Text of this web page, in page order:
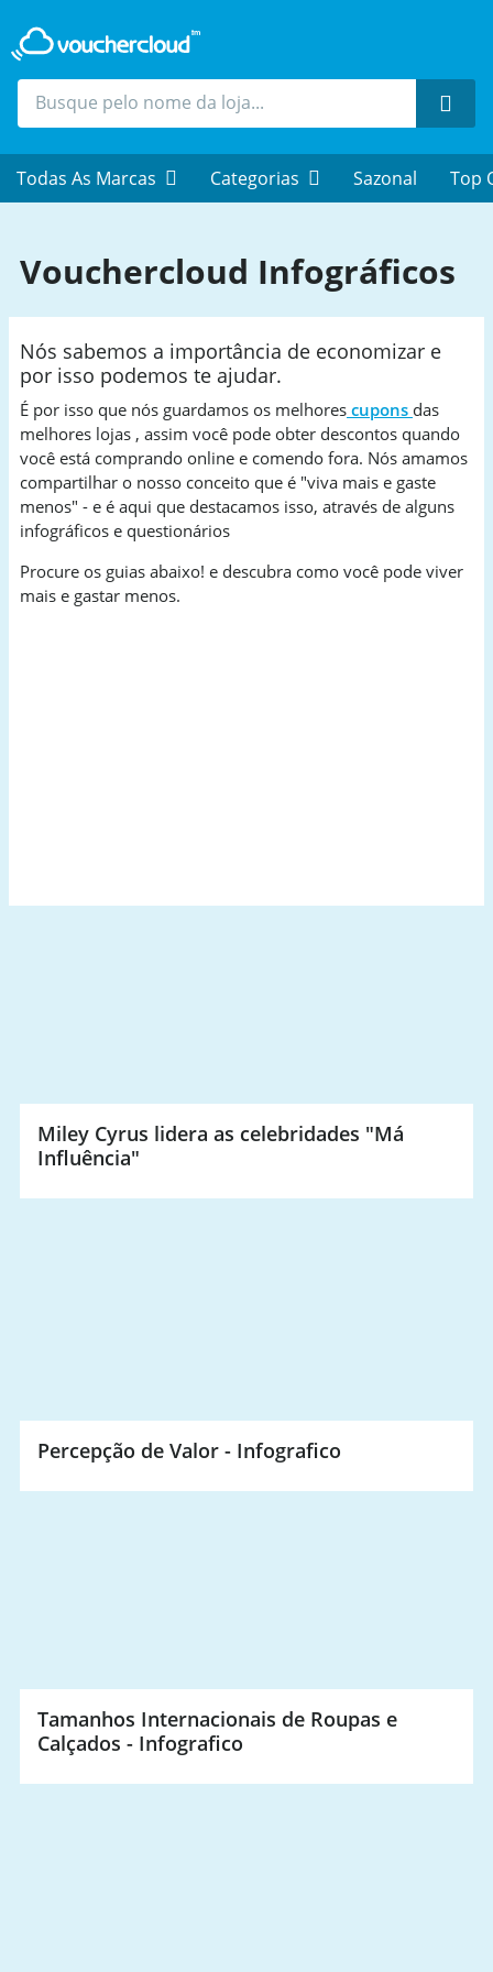
Todas As Marcas Categorias Sazonal Top
Vouchercloud Infográficos
Nós sabemos a importância de economizar e
por isso podemos te ajudar.
É por isso que nós guardamos os melhores cupons das
melhores lojas , assim você pode obter descontos quando
você está comprando online e comendo fora. Nós amamos
compartilhar o nosso conceito que é "viva mais e gaste
menos" - e é aqui que destacamos isso, através de alguns
infográficos e questionários
Procure os guias abaixo! e descubra como você pode viver
mais e gastar menos.
Miley Cyrus lidera as celebridades "Má
Influência"
Percepção de Valor - Infografico
Tamanhos Internacionais de Roupas e
Calçados - Infografico